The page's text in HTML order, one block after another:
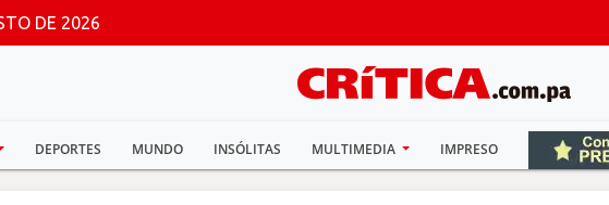
DE 2026
DEPORTES MUNDO INSÓLITAS MULTIMEDIA IMPRESO